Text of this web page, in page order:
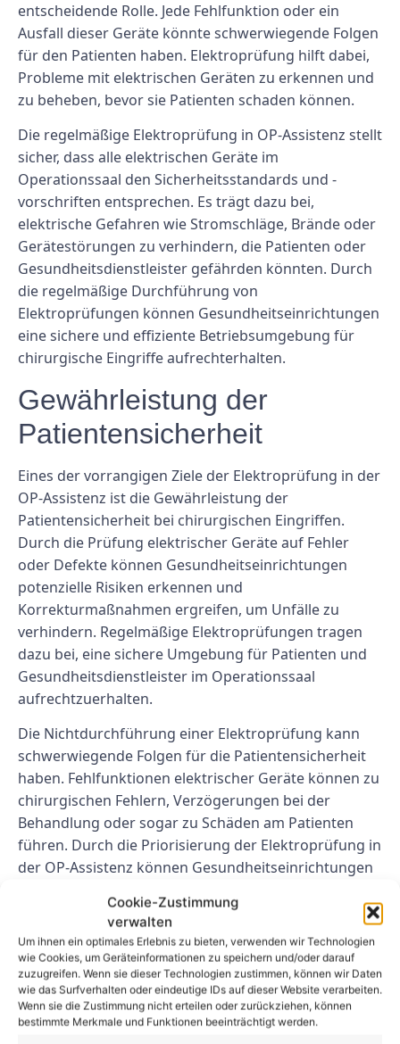
Cookie-Zustimmung
verwalten
Um ihnen ein optimales Erlebnis zu bieten, verwenden wir Technologien
wie Cookies, um Geräteinformationen zu speichern und/oder darauf
zuzugreifen. Wenn sie dieser Technologien zustimmen, können wir Daten
wie das Surfverhalten oder eindeutige IDs auf dieser Website verarbeiten.
Wenn sie die Zustimmung nicht erteilen oder zurückziehen, können
bestimmte Merkmale und Funktionen beeinträchtigt werden.
entscheidende Rolle. Jede Fehlfunktion oder ein
Ausfall dieser Geräte könnte schwerwiegende Folgen
für den Patienten haben. Elektroprüfung hilft dabei,
Probleme mit elektrischen Geräten zu erkennen und
zu beheben, bevor sie Patienten schaden können.
Die regelmäßige Elektroprüfung in OP-Assistenz stellt
sicher, dass alle elektrischen Geräte im
Operationssaal den Sicherheitsstandards und -
vorschriften entsprechen. Es trägt dazu bei,
elektrische Gefahren wie Stromschläge, Brände oder
Gerätestörungen zu verhindern, die Patienten oder
Gesundheitsdienstleister gefährden könnten. Durch
die regelmäßige Durchführung von
Elektroprüfungen können Gesundheitseinrichtungen
eine sichere und effiziente Betriebsumgebung für
chirurgische Eingriffe aufrechterhalten.
Gewährleistung der
Patientensicherheit
Eines der vorrangigen Ziele der Elektroprüfung in der
OP-Assistenz ist die Gewährleistung der
Patientensicherheit bei chirurgischen Eingriffen.
Durch die Prüfung elektrischer Geräte auf Fehler
oder Defekte können Gesundheitseinrichtungen
potenzielle Risiken erkennen und
Korrekturmaßnahmen ergreifen, um Unfälle zu
verhindern. Regelmäßige Elektroprüfungen tragen
dazu bei, eine sichere Umgebung für Patienten und
Gesundheitsdienstleister im Operationssaal
aufrechtzuerhalten.
Die Nichtdurchführung einer Elektroprüfung kann
schwerwiegende Folgen für die Patientensicherheit
haben. Fehlfunktionen elektrischer Geräte können zu
chirurgischen Fehlern, Verzögerungen bei der
Behandlung oder sogar zu Schäden am Patienten
führen. Durch die Priorisierung der Elektroprüfung in
der OP-Assistenz können Gesundheitseinrichtungen
Wohlbefinden von Patienten bei chirurgischen
Eingriffen gewährleisten.
Abschluss
Die Elektroprüfung in der OP-Assistenz ist für die